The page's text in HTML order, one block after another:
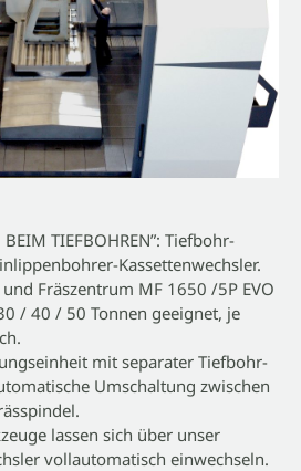
TIEFBOHREN”: Tiefbohr-
Kassettenwechsler.
Fräszentrum MF 1650 /5P EVO
/ 40 / 50 Tonnen geeignet, je
mit separater Tiefbohr-
Umschaltung zwischen
lassen sich über unser
vollautomatisch einwechseln.